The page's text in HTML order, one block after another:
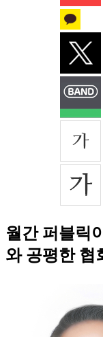
월간 퍼블릭
와 공평한 협